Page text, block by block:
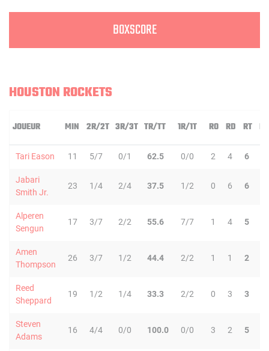
BOXSCORE
HOUSTON ROCKETS
JOUEUR MIN 2R/2T 3R/3T TR/TT 1R/1T RO RD RT PD
Tari Eason 11 5/7 0/1 62.5 0/0 2 4 6
Jabari
Smith Jr.
23 1/4 2/4 37.5 1/2 0 6 6
Alperen
Sengun
17 3/7 2/2 55.6 7/7 1 4 5
Amen
Thompson
26 3/7 1/2 44.4 2/2 1 1 2
Reed
Sheppard
19 1/2 1/4 33.3 2/2 0 3 3
Steven
Adams
16 4/4 0/0 100.0 0/0 3 2 5